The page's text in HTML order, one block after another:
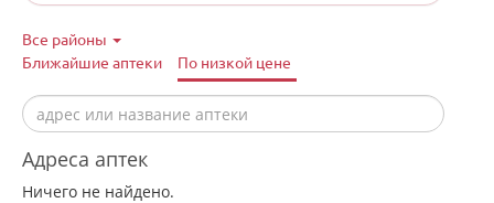
Все районы
Ближайшие аптеки
По низкой цене
Адреса аптек
Ничего не найдено.